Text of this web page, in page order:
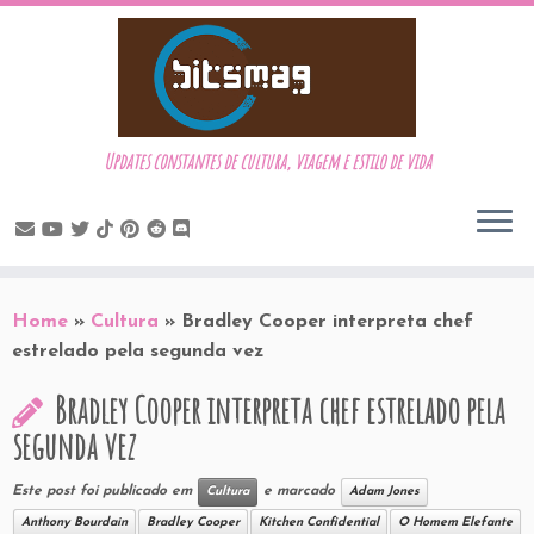
to
content
Updates constantes de cultura, viagem e estilo de vida
Home » Cultura » Bradley Cooper interpreta chef
estrelado pela segunda vez
Bradley Cooper interpreta chef estrelado pela
segunda vez
Este post foi publicado em Cultura e marcado Adam Jones
Anthony Bourdain Bradley Cooper Kitchen Confidential O Homem Elefante